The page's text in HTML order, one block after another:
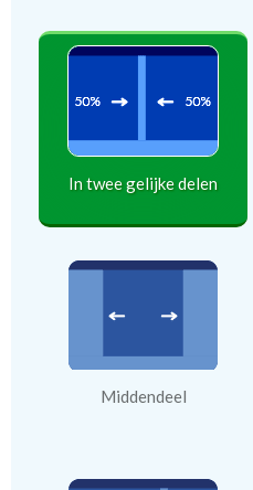
In twee gelijke delen
Middendeel